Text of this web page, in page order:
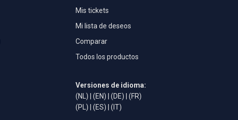
Mis tickets
Mi lista de deseos
Comparar
Todos los productos
Versiones de idioma:
(NL)
(EN) (DE)
(FR)
(PL)
(ES) (IT)